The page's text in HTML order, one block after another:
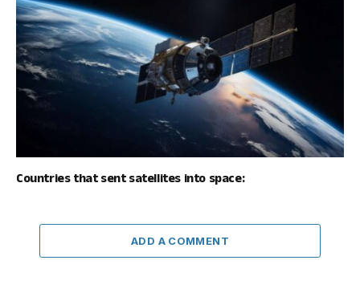
Countries that sent satellites into space:
ADD A COMMENT